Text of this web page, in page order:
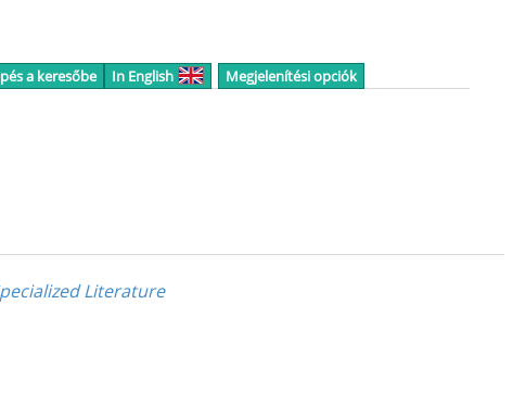
a keresőbe In English Megjelenítési opciók
Literature